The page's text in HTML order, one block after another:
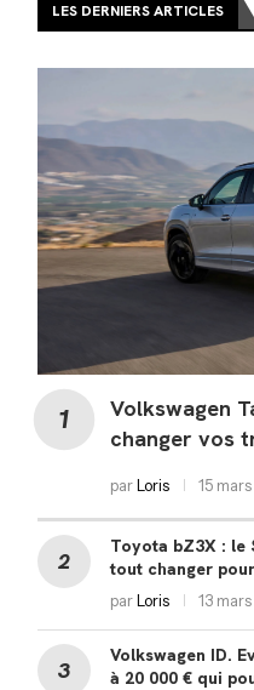
LES DERNIERS ARTICLES
Volkswagen
changer vos
parLoris 15
Toyota bZ3X : le
tout changer
parLoris 13
Volkswagen ID.
à 20 000 € qui